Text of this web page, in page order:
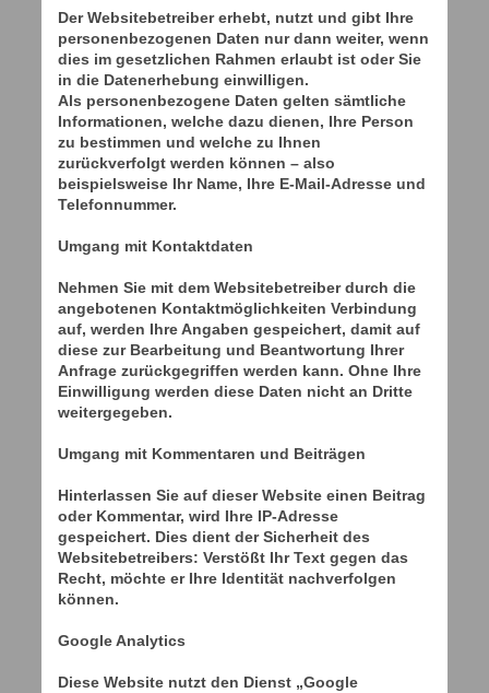
Der Websitebetreiber erhebt, nutzt und gibt Ihre
personenbezogenen Daten nur dann weiter, wenn
dies im gesetzlichen Rahmen erlaubt ist oder Sie
in die Datenerhebung einwilligen.
Als personenbezogene Daten gelten sämtliche
Informationen, welche dazu dienen, Ihre Person
zu bestimmen und welche zu Ihnen
zurückverfolgt werden können – also
beispielsweise Ihr Name, Ihre E-Mail-Adresse und
Telefonnummer.
Umgang mit Kontaktdaten
Nehmen Sie mit dem Websitebetreiber durch die
angebotenen Kontaktmöglichkeiten Verbindung
auf, werden Ihre Angaben gespeichert, damit auf
diese zur Bearbeitung und Beantwortung Ihrer
Anfrage zurückgegriffen werden kann. Ohne Ihre
Einwilligung werden diese Daten nicht an Dritte
weitergegeben.
Umgang mit Kommentaren und Beiträgen
Hinterlassen Sie auf dieser Website einen Beitrag
oder Kommentar, wird Ihre IP-Adresse
gespeichert. Dies dient der Sicherheit des
Websitebetreibers: Verstößt Ihr Text gegen das
Recht, möchte er Ihre Identität nachverfolgen
können.
Google Analytics
Diese Website nutzt den Dienst „Google